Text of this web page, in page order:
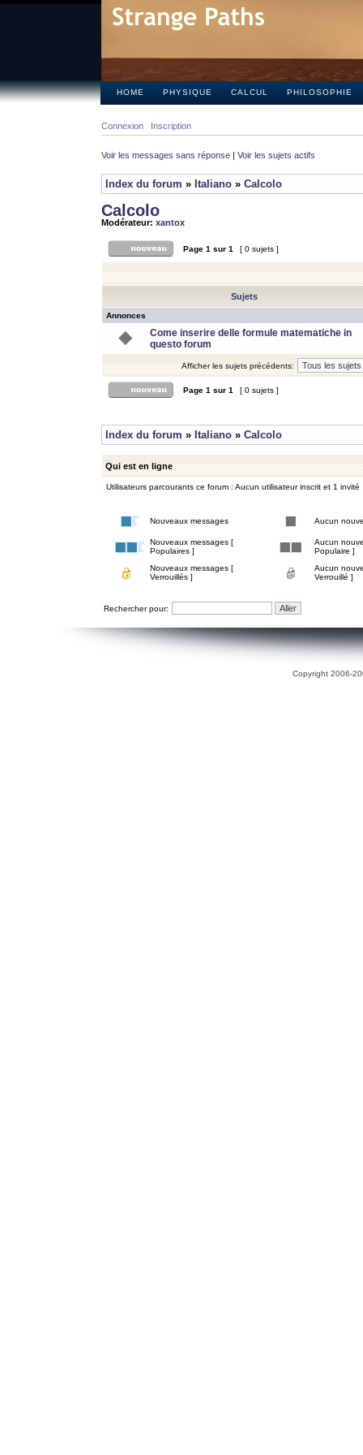
HOME PHYSIQUE CALCUL PHILOSOPHIE
Connexion Inscription
Voir les messages sans réponse | Voir les sujets actifs
Index du forum » Italiano » Calcolo
Calcolo
Modérateur: xantox
Page 1 sur 1 [ 0 sujets ]
Sujets
Annonces
Come inserire delle formule matematiche in
questo forum
Afficher les sujets précédents:
Page 1 sur 1 [ 0 sujets ]
Index du forum » Italiano » Calcolo
Qui est en ligne
Utilisateurs parcourants ce forum : Aucun utilisateur inscrit et 1 invité
Nouveaux messages Aucun
Nouveaux messages [
Populaires ]
Aucun
Populaire ]
Nouveaux messages [
Verrouillés ]
Aucun
Verrouillé ]
Rechercher pour:
Copyright 2006-